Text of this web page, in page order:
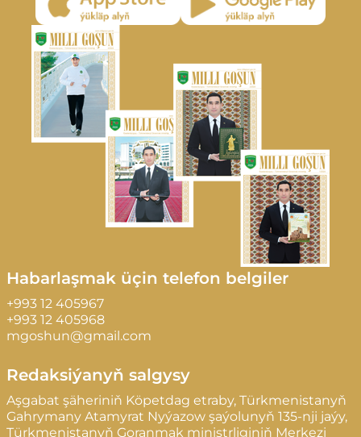
Habarlaşmak üçin telefon belgiler
+993 12 405967
+993 12 405968
mgoshun@gmail.com
Redaksiýanyň salgysy
Aşgabat şäheriniň Köpetdag etraby, Türkmenistanyň
Gahrymany Atamyrat Nyýazow şaýolunyň 135-nji jaýy,
Türkmenistanyň Goranmak ministrliginiň Merkezi